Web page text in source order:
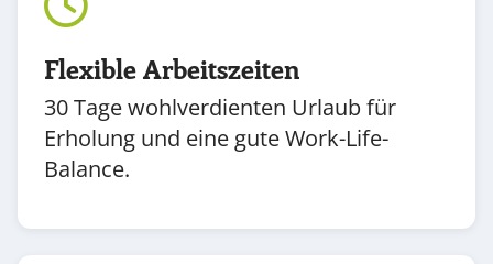
Flexible Arbeitszeiten
30 Tage wohlverdienten Urlaub für
Erholung und eine gute Work-Life-
Balance.